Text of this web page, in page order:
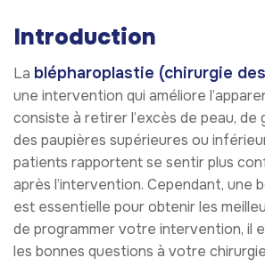
Introduction
La blépharoplastie (chirurgie
une intervention qui améliore
consiste à retirer l’excès de peau, de
des paupières supérieures ou
patients rapportent se sentir plus
après l’intervention. Cependant, une
est essentielle pour obtenir les
de programmer votre intervention, il
les bonnes questions à votre